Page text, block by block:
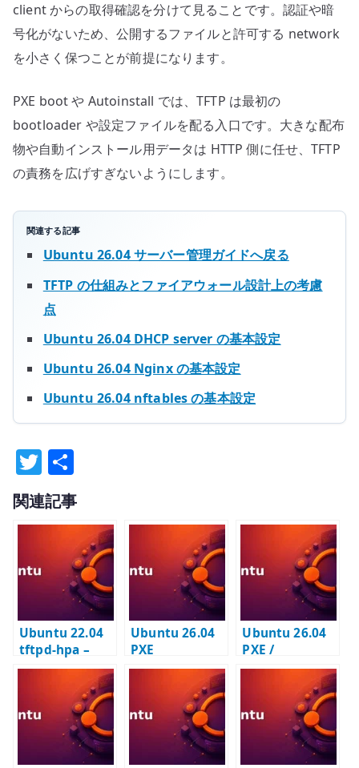
client からの取得確認を分けて見ることです。認証や暗
号化がないため、公開するファイルと許可する network
を小さく保つことが前提になります。
PXE boot や Autoinstall では、TFTP は最初の
bootloader や設定ファイルを配る入口です。大きな配布
物や自動インストール用データは HTTP 側に任せ、TFTP
の責務を広げすぎないようにします。
関連する記事
Ubuntu 26.04 サーバー管理ガイドへ戻る
TFTP の仕組みとファイアウォール設計上の考慮
点
Ubuntu 26.04 DHCP server の基本設定
Ubuntu 26.04 Nginx の基本設定
Ubuntu 26.04 nftables の基本設定
T
w
it
r
有
関連記事
Ubuntu 22.04
tftpd-hpa –
PXE ブート用
TFTP サーバー構
Ubuntu 26.04
PXE
autoinstall の
DHCP / TFTP /
NoCloud で自動
インストールす
Ubuntu 26.04
PXE /
Autoinstall の
DHCP / TFTP /
HTTP を連携さ
せる